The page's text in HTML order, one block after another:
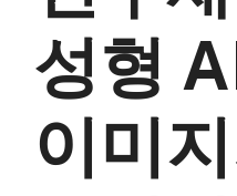
성형
이미